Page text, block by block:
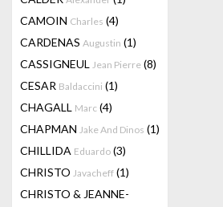
CAMOIN Charles (4)
CARDENAS Augustin (1)
CASSIGNEUL Jean Pierre (8)
CESAR Baldaccini (1)
CHAGALL Marc (4)
CHAPMAN Jake And Dinos (1)
CHILLIDA Eduardo (3)
CHRISTO Javacheff (1)
CHRISTO & JEANNE-